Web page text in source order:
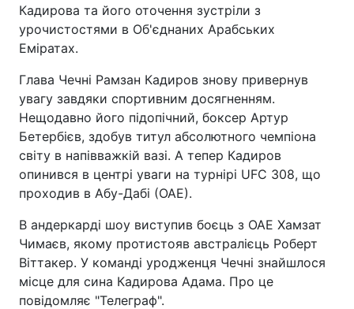
Кадирова та його оточення зустріли з
урочистостями в Об'єднаних Арабських
Еміратах.
Глава Чечні Рамзан Кадиров знову привернув
увагу завдяки спортивним досягненням.
Нещодавно його підопічний, боксер Артур
Бетербієв, здобув титул абсолютного чемпіона
світу в напівважкій вазі. А тепер Кадиров
опинився в центрі уваги на турнірі UFC 308, що
проходив в Абу-Дабі (ОАЕ).
В андеркарді шоу виступив боєць з ОАЕ Хамзат
Чимаєв, якому протистояв австралієць Роберт
Віттакер. У команді уродженця Чечні знайшлося
місце для сина Кадирова Адама. Про це
повідомляє "Телеграф".